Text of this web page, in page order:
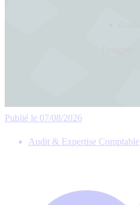
Publié le 07/08/2026
Audit & Expertise Comptable